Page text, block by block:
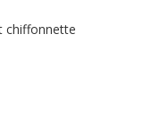
chiffonnette